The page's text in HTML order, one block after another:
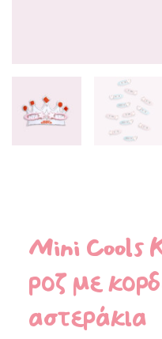
Mini Cools
ροζ με
αστεράκια